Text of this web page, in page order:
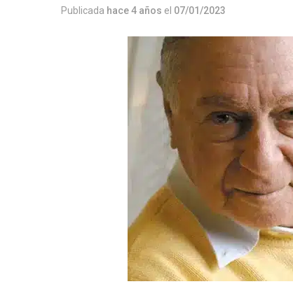
Publicada hace 4 años el 07/01/2023